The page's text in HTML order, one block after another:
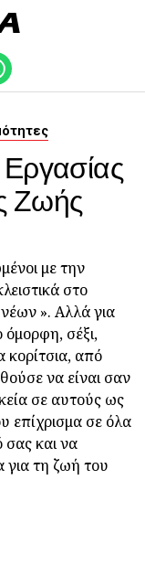
Εργασίας
Ζωής
με την
στο
». Αλλά για
όμορφη, σέξι,
κορίτσια, από
να είναι σαν
σε αυτούς ως
επίχρισμα σε όλα
σας και να
για τη ζωή του